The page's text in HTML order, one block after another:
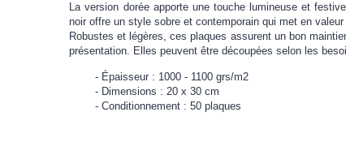
La version dorée apporte une touche lumineuse et
noir offre un style sobre et contemporain qui met en
Robustes et légères, ces plaques assurent un bon
présentation. Elles peuvent être découpées selon les
Épaisseur : 1000 - 1100 grs/m2
Dimensions : 20 x 30 cm
Conditionnement : 50 plaques